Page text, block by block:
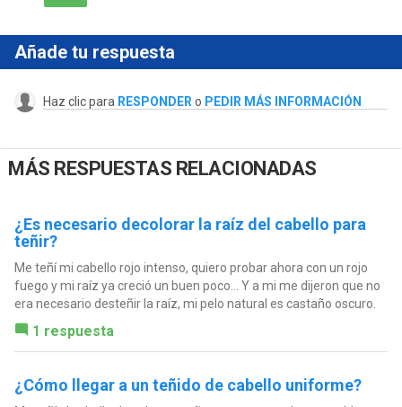
Añade tu respuesta
Haz clic para RESPONDER o PEDIR MÁS INFORMACIÓN
MÁS RESPUESTAS RELACIONADAS
¿Es necesario decolorar la raíz del cabello para
teñir?
Me teñí mi cabello rojo intenso, quiero probar ahora con un rojo
fuego y mi raíz ya creció un buen poco... Y a mi me dijeron que no
era necesario desteñir la raíz, mi pelo natural es castaño oscuro.
1 respuesta
¿Cómo llegar a un teñido de cabello uniforme?